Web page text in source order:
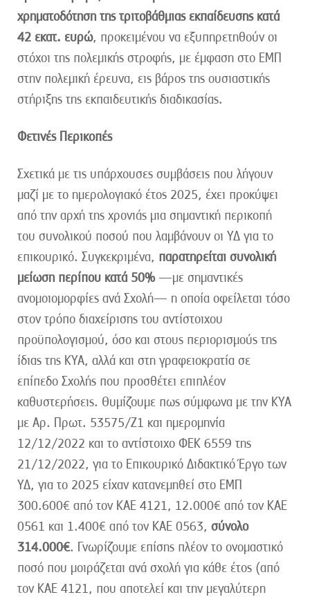
χρηματοδότηση της τριτοβάθμιας εκπαίδευσης κατά
42 εκατ. ευρώ, προκειμένου να εξυπηρετηθούν οι
στόχοι της πολεμικής στροφής, με έμφαση στο ΕΜΠ
στην πολεμική έρευνα, εις βάρος της ουσιαστικής
στήριξης της εκπαιδευτικής διαδικασίας.
Φετινές Περικοπές
Σχετικά με τις υπάρχουσες συμβάσεις που λήγουν
μαζί με το ημερολογιακό έτος 2025, έχει προκύψει
από την αρχή της χρονιάς μια σημαντική περικοπή
του συνολικού ποσού που λαμβάνουν οι ΥΔ για το
επικουρικό. Συγκεκριμένα, παρατηρείται συνολική
μείωση περίπου κατά 50% —με σημαντικές
ανομοιομορφίες ανά Σχολή— η οποία οφείλεται τόσο
στον τρόπο διαχείρισης του αντίστοιχου
προϋπολογισμού, όσο και στους περιορισμούς της
ίδιας της ΚΥΑ, αλλά και στη γραφειοκρατία σε
επίπεδο Σχολής που προσθέτει επιπλέον
καθυστερήσεις. Θυμίζουμε πως σύμφωνα με την ΚΥΑ
με Αρ. Πρωτ. 53575/Ζ1 και ημερομηνία
12/12/2022 και το αντίστοιχο ΦΕΚ 6559 της
21/12/2022, για το Επικουρικό Διδακτικό Έργο των
ΥΔ, για το 2025 είχαν κατανεμηθεί στο ΕΜΠ
300.600€ από τον ΚΑΕ 4121, 12.000€ από τον ΚΑΕ
0561 και 1.400€ από τον ΚΑΕ 0563, σύνολο
314.000€. Γνωρίζουμε επίσης πλέον το ονομαστικό
ποσό που μοιράζεται ανά σχολή για κάθε έτος (από
τον ΚΑΕ 4121, που αποτελεί και την μεγαλύτερη